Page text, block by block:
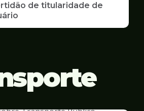
de titularidade de